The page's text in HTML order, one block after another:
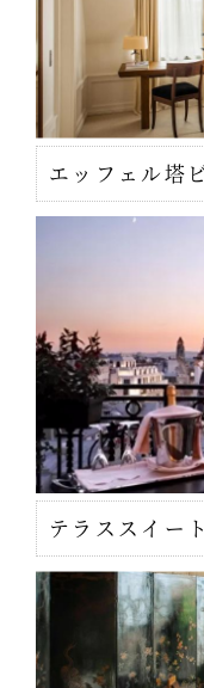
エッフェル塔
テラススイート